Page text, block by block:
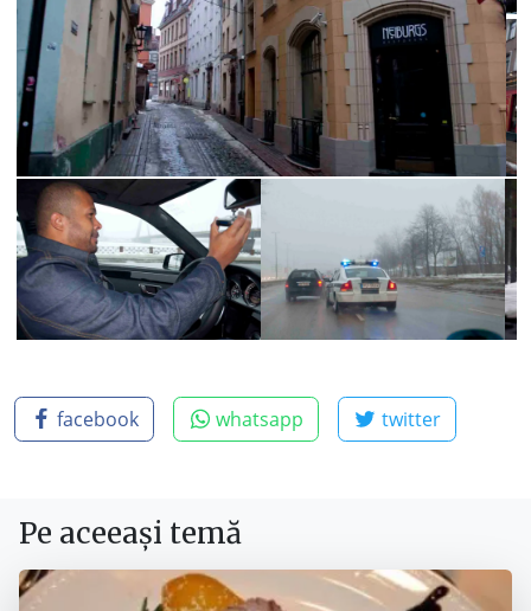
facebook whatsapp twitter
Pe aceeași temă